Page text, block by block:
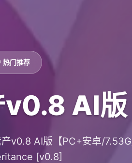
热门推荐
v0.8 AI版
v0.8 AI版【PC+安卓/
[v0.8]